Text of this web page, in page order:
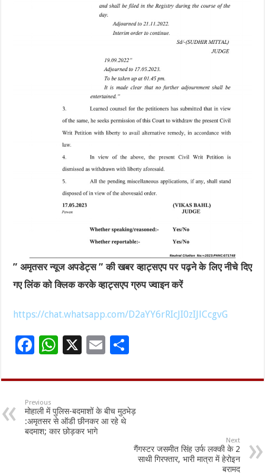
” अमृतसर न्यूज अपडेट्स ” की खबर व्हाट्सएप पर पढ़ने के लिए नीचे दिए
गए लिंक को क्लिक करके व्हाट्सएप ग्रुप ज्वाइन करें
https://chat.whatsapp.com/D2aYY6rRIcJI0zIJlCcgvG
F
e
b
o
o
W
at
sA
p
p
X
E
ai
l
ar
e
Previous
मोहाली में पुलिस-बदमाशों के बीच मुठभेड़
:अमृतसर से ऑडी छीनकर आ रहे थे
बदमाश; कार छोड़कर भागे
Next
गैंगस्टर जसमीत सिंह उर्फ लक्की के 2
साथी गिरफ्तार, भारी मात्रा में हेरोइन
बरामद